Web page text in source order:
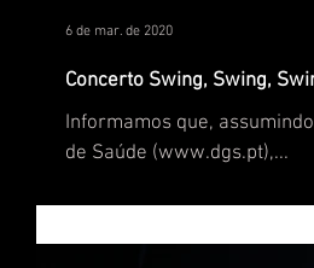
Concerto Swing, Swing,
Informamos que,
de Saúde (www.dgs.pt),...
6 de mar. de 2020